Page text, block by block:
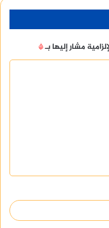
مشار إليها بـ*